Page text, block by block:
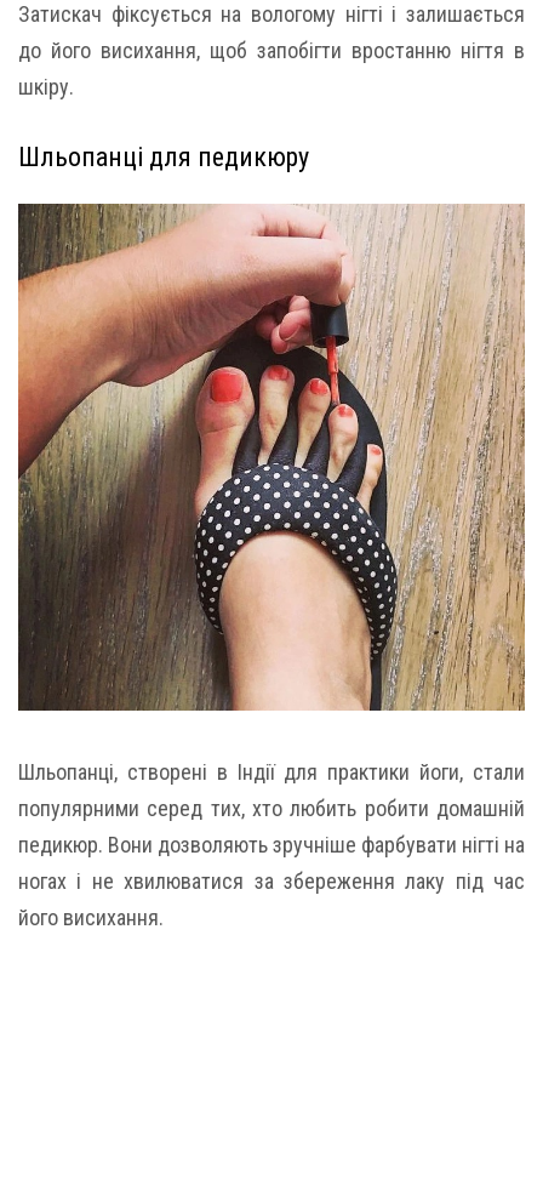
Затискач фіксується на вологому нігті і залишається
до його висихання, щоб запобігти вростанню нігтя в
шкіру.
Шльопанці для педикюру
Шльопанці, створені в Індії для практики йоги, стали
популярними серед тих, хто любить робити домашній
педикюр. Вони дозволяють зручніше фарбувати нігті на
ногах і не хвилюватися за збереження лаку під час
його висихання.